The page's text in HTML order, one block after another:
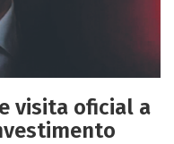
visita oficial a